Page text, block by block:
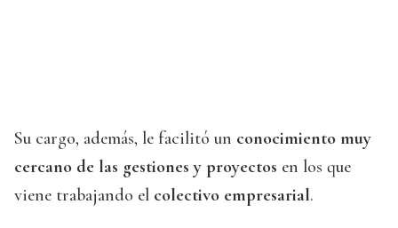
Su cargo, además, le facilitó un conocimiento muy
cercano de las gestiones y proyectos en los que
viene trabajando el colectivo empresarial.